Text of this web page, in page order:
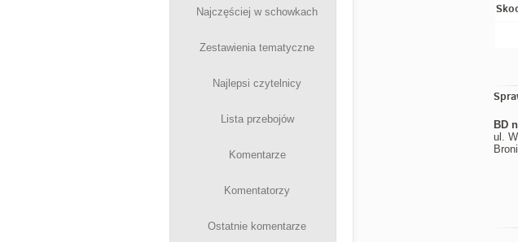
Najczęściej w schowkach
Zestawienia tematyczne
Najlepsi czytelnicy
Lista przebojów
Komentarze
Komentatorzy
Ostatnie komentarze
BD
ul.